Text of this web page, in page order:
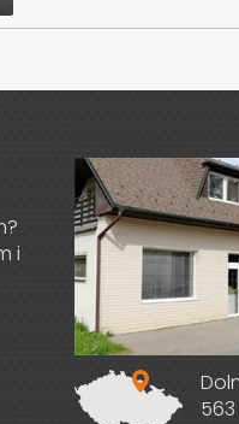
563